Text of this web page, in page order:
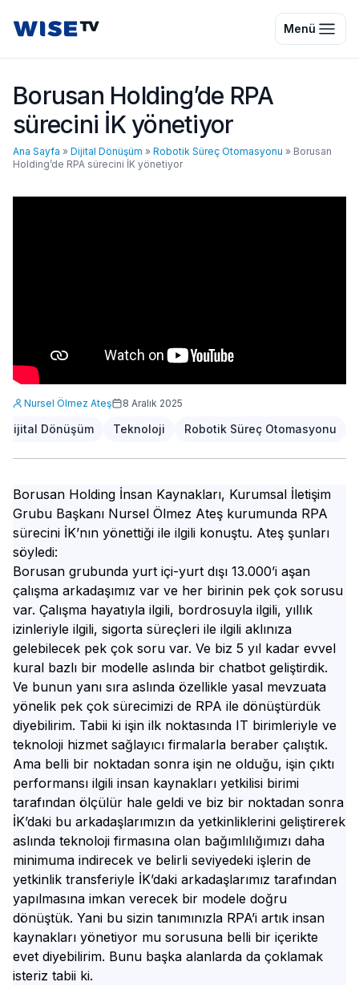
Wise TV Menü
Borusan Holding’de RPA
sürecini İK yönetiyor
Ana Sayfa » Dijital Dönüşüm » Robotik Süreç Otomasyonu » Borusan
Holding’de RPA sürecini İK yönetiyor
Nursel Ölmez Ateş 8 Aralık 2025
Dijital Dönüşüm Teknoloji Robotik Süreç Otomasyonu
Borusan Holding İnsan Kaynakları, Kurumsal İletişim
Grubu Başkanı Nursel Ölmez Ateş kurumunda RPA
sürecini İK’nın yönettiği ile ilgili konuştu. Ateş şunları
söyledi:
Borusan grubunda yurt içi-yurt dışı 13.000’i aşan
çalışma arkadaşımız var ve her birinin pek çok sorusu
var. Çalışma hayatıyla ilgili, bordrosuyla ilgili, yıllık
izinleriyle ilgili, sigorta süreçleri ile ilgili aklınıza
gelebilecek pek çok soru var. Ve biz 5 yıl kadar evvel
kural bazlı bir modelle aslında bir chatbot geliştirdik.
Ve bunun yanı sıra aslında özellikle yasal mevzuata
yönelik pek çok sürecimizi de RPA ile dönüştürdük
diyebilirim. Tabii ki işin ilk noktasında IT birimleriyle ve
teknoloji hizmet sağlayıcı firmalarla beraber çalıştık.
Ama belli bir noktadan sonra işin ne olduğu, işin çıktı
performansı ilgili insan kaynakları yetkilisi birimi
tarafından ölçülür hale geldi ve biz bir noktadan sonra
İK’daki bu arkadaşlarımızın da yetkinliklerini geliştirerek
aslında teknoloji firmasına olan bağımlılığımızı daha
minimuma indirecek ve belirli seviyedeki işlerin de
yetkinlik transferiyle İK’daki arkadaşlarımız tarafından
yapılmasına imkan verecek bir modele doğru
dönüştük. Yani bu sizin tanımınızla RPA’i artık insan
kaynakları yönetiyor mu sorusuna belli bir içerikte
evet diyebilirim. Bunu başka alanlarda da çoklamak
isteriz tabii ki.